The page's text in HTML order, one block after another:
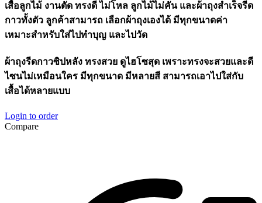
เสื้อลูกไม้ งานตัด ทรงดี ไม่โหล ลูกไม้ไม่คัน และผ้าถุงสำเร็จรีด
กาวทั้งตัว ลูกค้าสามารถ เลือกผ้าถุงเองได้ มีทุกขนาดค่า
เหมาะสำหรับใส่ไปทำบุญ และไปวัด
ผ้าถุงรีดกาวซิปหลัง ทรงสวย ดูไฮโซสุด เพราะทรงจะสวยและดี
ไซนไม่เหมือนใคร มีทุกขนาด มีหลายสี สามารถเอาไปใส่กับ
เสื้อได้หลายแบบ
Login to order
Compare